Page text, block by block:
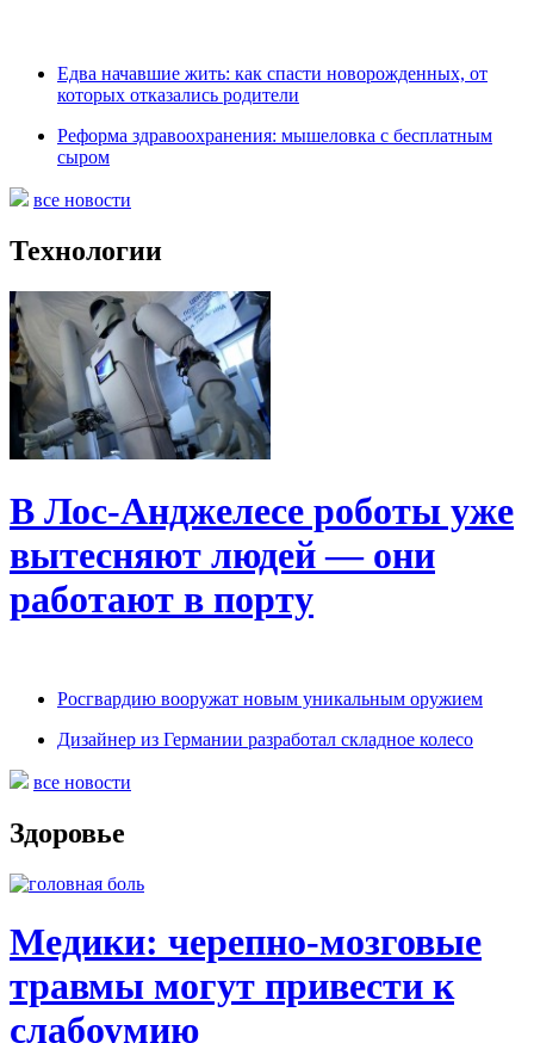
Едва начавшие жить: как спасти новорожденных, от
которых отказались родители
Реформа здравоохранения: мышеловка с бесплатным
сыром
все новости
Технологии
В Лос-Анджелесе роботы уже
вытесняют людей — они
работают в порту
Росгвардию вооружат новым уникальным оружием
Дизайнер из Германии разработал складное колесо
все новости
Здоровье
Медики: черепно-мозговые
травмы могут привести к
слабоумию